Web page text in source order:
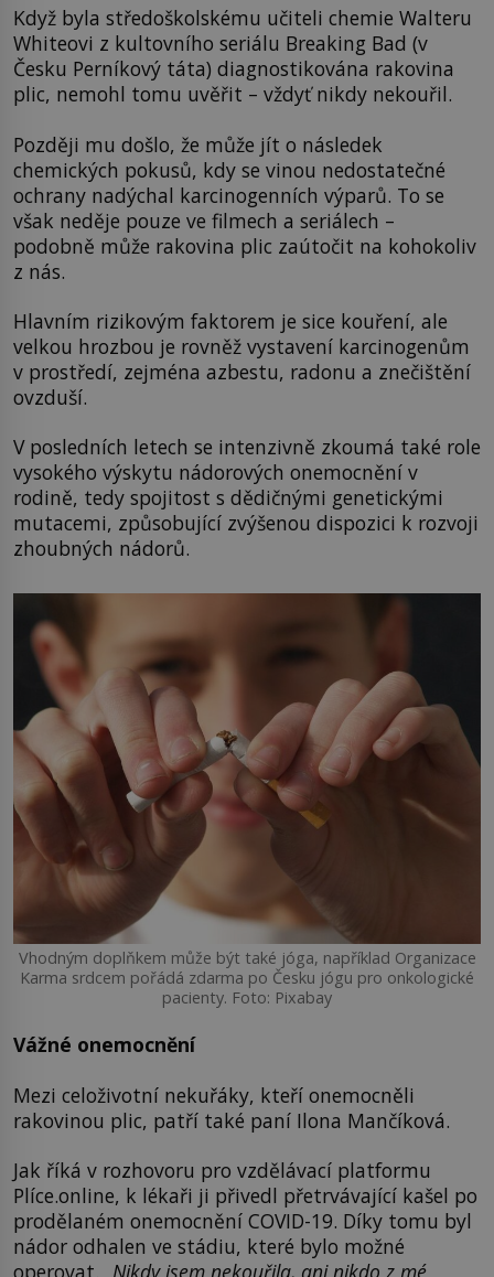
Když byla středoškolskému učiteli chemie Walteru
Whiteovi z kultovního seriálu Breaking Bad (v
Česku Perníkový táta) diagnostikována rakovina
plic, nemohl tomu uvěřit – vždyť nikdy nekouřil.
Později mu došlo, že může jít o následek
chemických pokusů, kdy se vinou nedostatečné
ochrany nadýchal karcinogenních výparů. To se
však neděje pouze ve filmech a seriálech –
podobně může rakovina plic zaútočit na kohokoliv
z nás.
Hlavním rizikovým faktorem je sice kouření, ale
velkou hrozbou je rovněž vystavení karcinogenům
v prostředí, zejména azbestu, radonu a znečištění
ovzduší.
V posledních letech se intenzivně zkoumá také role
vysokého výskytu nádorových onemocnění v
rodině, tedy spojitost s dědičnými genetickými
mutacemi, způsobující zvýšenou dispozici k rozvoji
zhoubných nádorů.
Vhodným doplňkem může být také jóga, například Organizace
Karma srdcem pořádá zdarma po Česku jógu pro onkologické
pacienty. Foto: Pixabay
Vážné onemocnění
Mezi celoživotní nekuřáky, kteří onemocněli
rakovinou plic, patří také paní Ilona Mančíková.
Jak říká v rozhovoru pro vzdělávací platformu
Plíce.online, k lékaři ji přivedl přetrvávající kašel po
prodělaném onemocnění COVID-19. Díky tomu byl
nádor odhalen ve stádiu, které bylo možné